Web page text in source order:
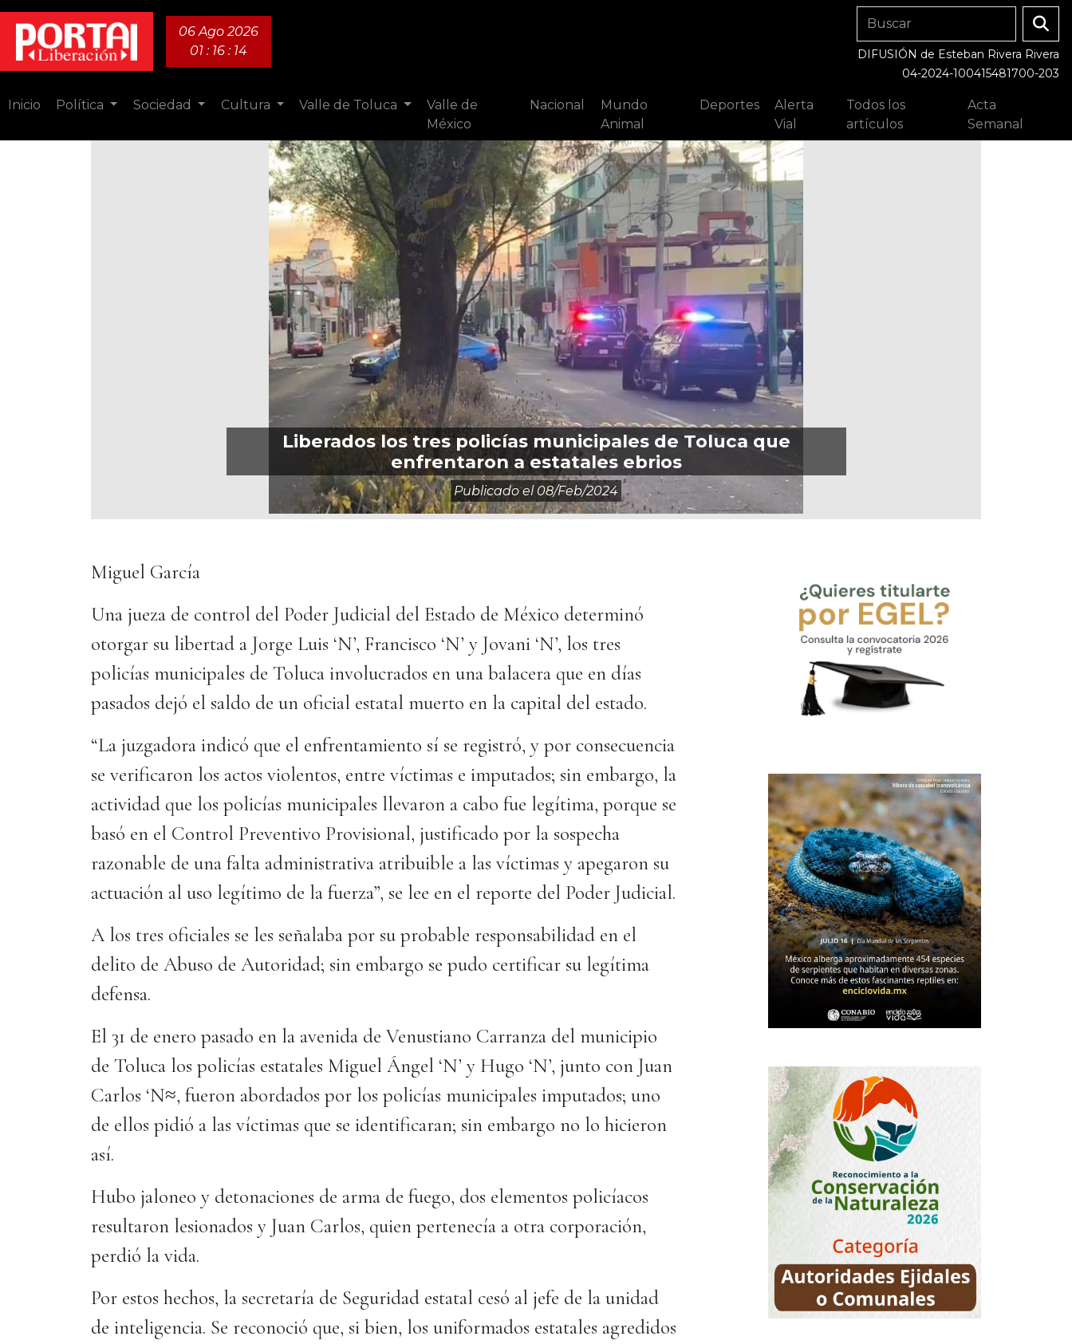
06 Ago 2026
01 : 16 : 15
DIFUSIÓN de Esteban Rivera Rivera
04-2024-100415481700-203
Inicio Política Sociedad Cultura Valle de Toluca
Valle de
México
Nacional
Mundo
Animal
Deportes
Alerta
Vial
Todos los
artículos
Acta
Semanal
Liberados los tres policías municipales de Toluca que
enfrentaron a estatales ebrios
Publicado el 08/feb/2024
Miguel García
Una jueza de control del Poder Judicial del Estado de México determinó
otorgar su libertad a Jorge Luis ‘N’, Francisco ‘N’ y Jovani ‘N’, los tres
policías municipales de Toluca involucrados en una balacera que en días
pasados dejó el saldo de un oficial estatal muerto en la capital del estado.
“La juzgadora indicó que el enfrentamiento sí se registró, y por consecuencia
se verificaron los actos violentos, entre víctimas e imputados; sin embargo, la
actividad que los policías municipales llevaron a cabo fue legítima, porque se
basó en el Control Preventivo Provisional, justificado por la sospecha
razonable de una falta administrativa atribuible a las víctimas y apegaron su
actuación al uso legítimo de la fuerza”, se lee en el reporte del Poder Judicial.
A los tres oficiales se les señalaba por su probable responsabilidad en el
delito de Abuso de Autoridad; sin embargo se pudo certificar su legítima
defensa.
El 31 de enero pasado en la avenida de Venustiano Carranza del municipio
de Toluca los policías estatales Miguel Ángel ‘N’ y Hugo ‘N’, junto con Juan
Carlos ‘N≈, fueron abordados por los policías municipales imputados; uno
de ellos pidió a las víctimas que se identificaran; sin embargo no lo hicieron
así.
Hubo jaloneo y detonaciones de arma de fuego, dos elementos policíacos
resultaron lesionados y Juan Carlos, quien pertenecía a otra corporación,
perdió la vida.
Por estos hechos, la secretaría de Seguridad estatal cesó al jefe de la unidad
de inteligencia. Se reconoció que, si bien, los uniformados estatales agredidos